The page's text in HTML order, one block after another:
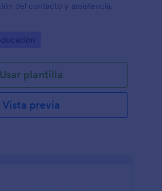
del contacto y assistencia.
Usar plantilla
Vista previa